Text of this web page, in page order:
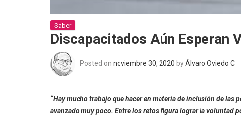
Saber
Discapacitados Aún Esperan
Posted on noviembre 30, 2020 byÁlvaro Oviedo C
“Hay mucho trabajo que hacer en materia de inclusión de las
avanzado muy poco. Entre los retos figura lograr la voluntad